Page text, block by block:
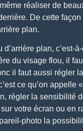
réaliser de
De cette
plan.
d’arrière plan, c’est-
du visage flou, il
il faut aussi régler la
ce qu’on appelle
régler la sensibilité
votre écran ou en
photo la